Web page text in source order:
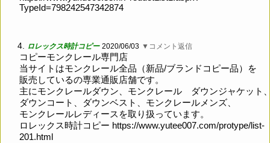
TypeId=798242547342874
4. ロレックス時計コピー 2020/06/03 ▼コメント返信
コピーモンクレール専門店
当サイトはモンクレール全品（新品/ブランドコピー品）を
販売しているの専業通販店舗です。
主にモンクレールダウン、モンクレール ダウンジャケット
ダウンコート、ダウンベスト、モンクレールメンズ、
モンクレールレディースを取り扱っています。
ロレックス時計コピー https://www.yutee007.com/protype/list-
201.html